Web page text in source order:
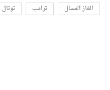
الغاز المسال ترامب توتال